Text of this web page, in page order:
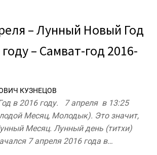
– Лунный Новый Год
году – Самват-год 2016-
КУЗНЕЦОВ
в 2016 году. 7 апреля в 13:25
Месяц, Молодык). Это значит,
Месяц. Лунный день (титхи)
7 апреля 2016 года в…